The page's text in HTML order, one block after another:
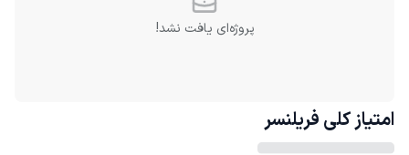
پروژه‌ای یافت نشد!
امتیاز کلی فریلنسر